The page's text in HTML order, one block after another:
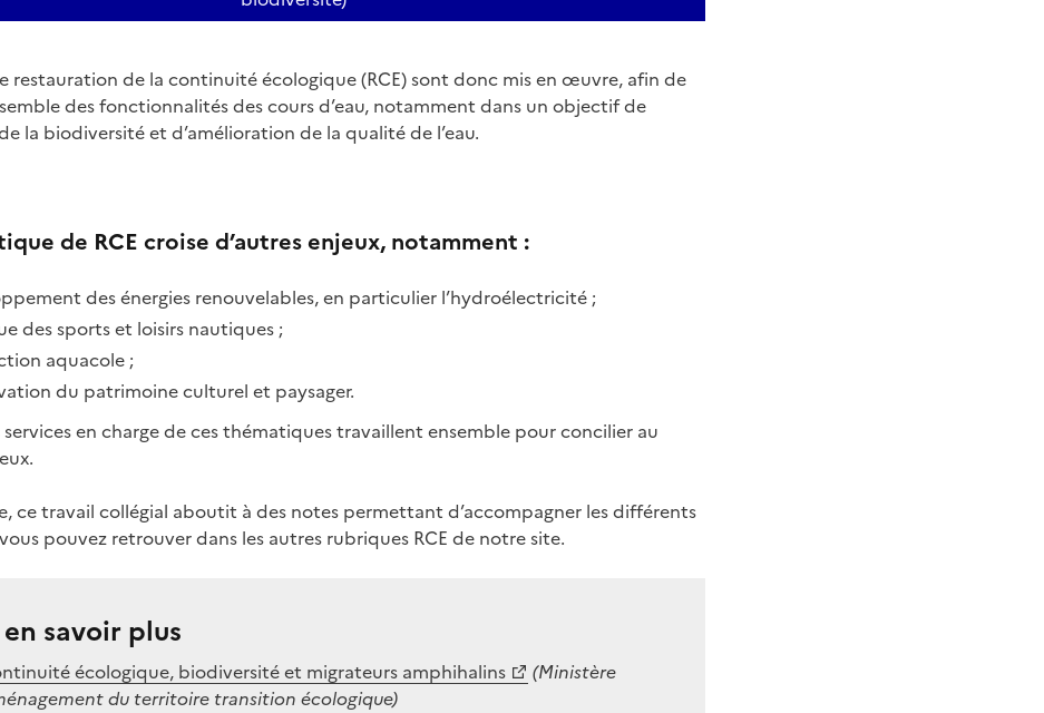
restauration de la continuité écologique (RCE) sont donc mis en œuvre, afin de
des fonctionnalités des cours d’eau, notamment dans un objectif de
la biodiversité et d’amélioration de la qualité de l’eau.
de RCE croise d’autres enjeux, notamment :
des énergies renouvelables, en particulier l’hydroélectricité ;
des sports et loisirs nautiques ;
aquacole ;
du patrimoine culturel et paysager.
en charge de ces thématiques travaillent ensemble pour concilier au
ce travail collégial aboutit à des notes permettant d’accompagner les différents
pouvez retrouver dans les autres rubriques RCE de notre site.
savoir plus
écologique, biodiversité et migrateurs amphihalins
(Ministère
du territoire transition écologique)